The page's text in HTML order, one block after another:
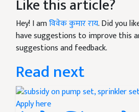
Like this article?
Hey! I amविवेक कुमार राय. Did you
have suggestions to improve this
suggestions and feedback.
Read next